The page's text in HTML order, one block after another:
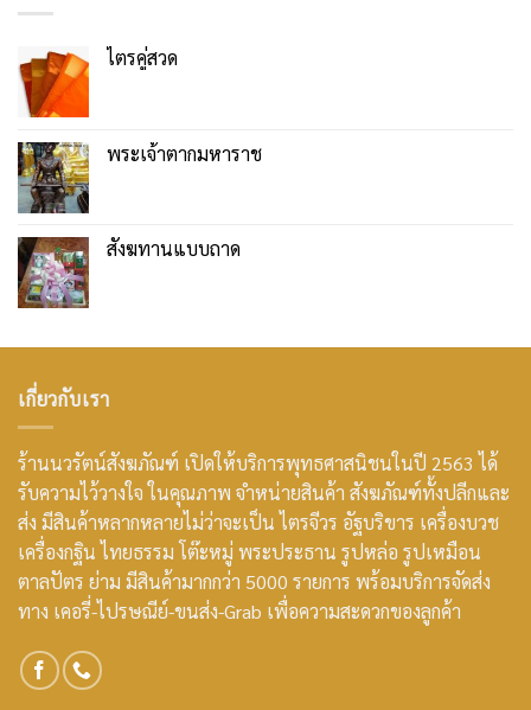
ไตรคู่สวด
พระเจ้าตากมหาราช
สังฆทานแบบถาด
เกี่ยวกับเรา
ร้านนวรัตน์สังฆภัณฑ์ เปิดให้บริการพุทธศาสนิชนในปี 2563 ได้
รับความไว้วางใจ ในคุณภาพ จำหน่ายสินค้า สังฆภัณฑ์ทั้งปลีกและ
ส่ง มีสินค้าหลากหลายไม่ว่าจะเป็น ไตรจีวร อัฐบริขาร เครื่องบวช
เครื่องกฐิน ไทยธรรม โต๊ะหมู่ พระประธาน รูปหล่อ รูปเหมือน
ตาลปัตร ย่าม มีสินค้ามากกว่า 5000 รายการ พร้อมบริการจัดส่ง
ทาง เคอรี่-ไปรษณีย์-ขนส่ง-Grab เพื่อความสะดวกของลูกค้า